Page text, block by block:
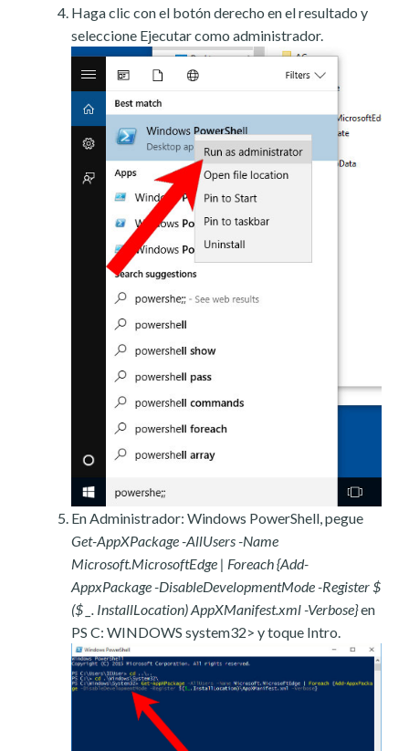
Haga clic con el botón derecho en el resultado y
seleccione Ejecutar como administrador.
En Administrador: Windows PowerShell, pegue
Get-AppXPackage -AllUsers -Name
Microsoft.MicrosoftEdge | Foreach {Add-
AppxPackage -DisableDevelopmentMode -Register $
($ _. InstallLocation) AppXManifest.xml -Verbose}en
PS C: WINDOWS system32> y toque Intro.